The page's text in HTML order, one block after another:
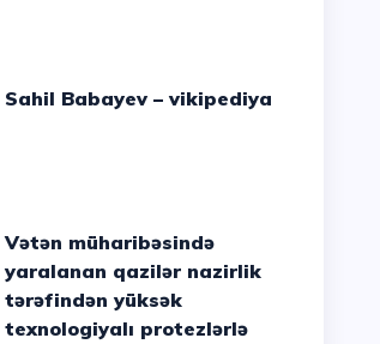
Sahil Babayev – vikipediya
Vətən müharibəsində
yaralanan qazilər nazirlik
tərəfindən yüksək
texnologiyalı protezlərlə